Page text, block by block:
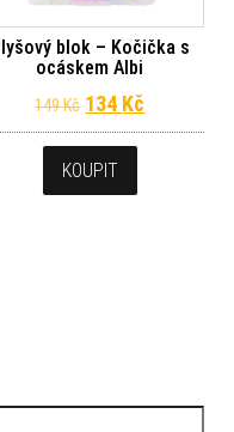
Kč.
je: 179 Kč.
blok – Kočička s
ocáskem Albi
149Kč Původní cena
134 Kč
KOUPIT